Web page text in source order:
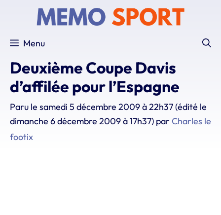
Menu
Deuxième Coupe Davis
d’affilée pour l’Espagne
Paru le samedi 5 décembre 2009 à 22h37(édité le
dimanche 6 décembre 2009 à 17h37) par Charles le
footix